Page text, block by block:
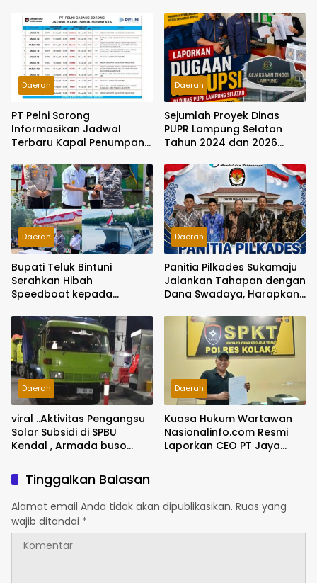
Daerah
PT Pelni Sorong
Informasikan Jadwal
Terbaru Kapal Penumpang
Papua Barat Daya
Daerah
Sejumlah Proyek Dinas
PUPR Lampung Selatan
Tahun 2024 dan 2026
KEJATI Lampung
Daerah
Bupati Teluk Bintuni
Serahkan Hibah
Speedboat kepada
Ground Breaking
Pelabuhan Babo
Daerah
Panitia Pilkades Sukamaju
Jalankan Tahapan dengan
Dana Swadaya, Harapkan
Dicairkan
Daerah
viral ..Aktivitas Pengangsu
Solar Subsidi di SPBU
Kendal , Armada buso
warna hijau dengan plat
bergonta ganti Jadi
Sorotan
Daerah
Kuasa Hukum Wartawan
Nasionalinfo.com Resmi
Laporkan CEO PT Jaya
Tinggalkan Balasan
Alamat email Anda tidak akan dipublikasikan. Ruas yang
wajib ditandai *